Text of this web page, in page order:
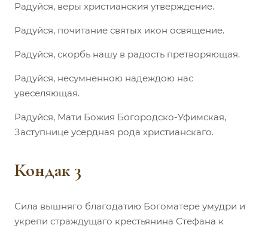
Радуйся, веры христианския утверждение.
Радуйся, почитание святых икон освящение.
Радуйся, скорбь нашу в радость претворяющая.
Радуйся, несумненною надеждою нас
увеселяющая.
Радуйся, Мати Божия Богородско-Уфимская,
Заступнице усердная рода христианскаго.
Кондак 3
Сила вышняго благодатию Богоматере умудри и
укрепи страждущаго крестьянина Стефана к